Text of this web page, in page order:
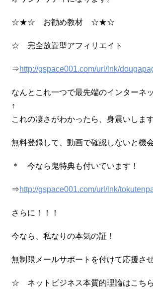
☆★☆ お勧め教材 ☆★☆
☆ 完全放置型アフィリエイト
⇒http://gspace001.com/url/lnk/
なんとこれ一つで最先端のインターネ
↑
これの凄さがわかったら、身震いしま
無料登録して、動画で確認しないと機
＊ 今なら鬼特典も付いています！
⇒http://gspace001.com/url/lnk/
さらに！！！
今なら、私なりの本気の証！
無制限メールサポートを付けて応援さ
☆ ネットビジネス本質的理論はこちら